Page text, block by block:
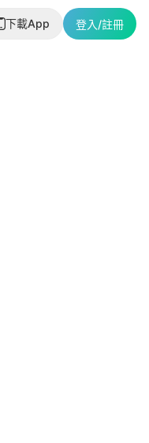
下載App 登入/註冊